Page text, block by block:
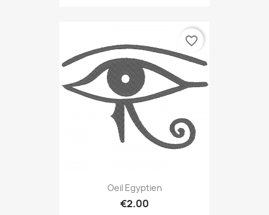
Oeil Egyptien
€2.00
favorite_border